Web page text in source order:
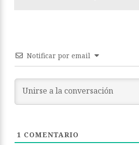
Notificar por email
1 COMENTARIO